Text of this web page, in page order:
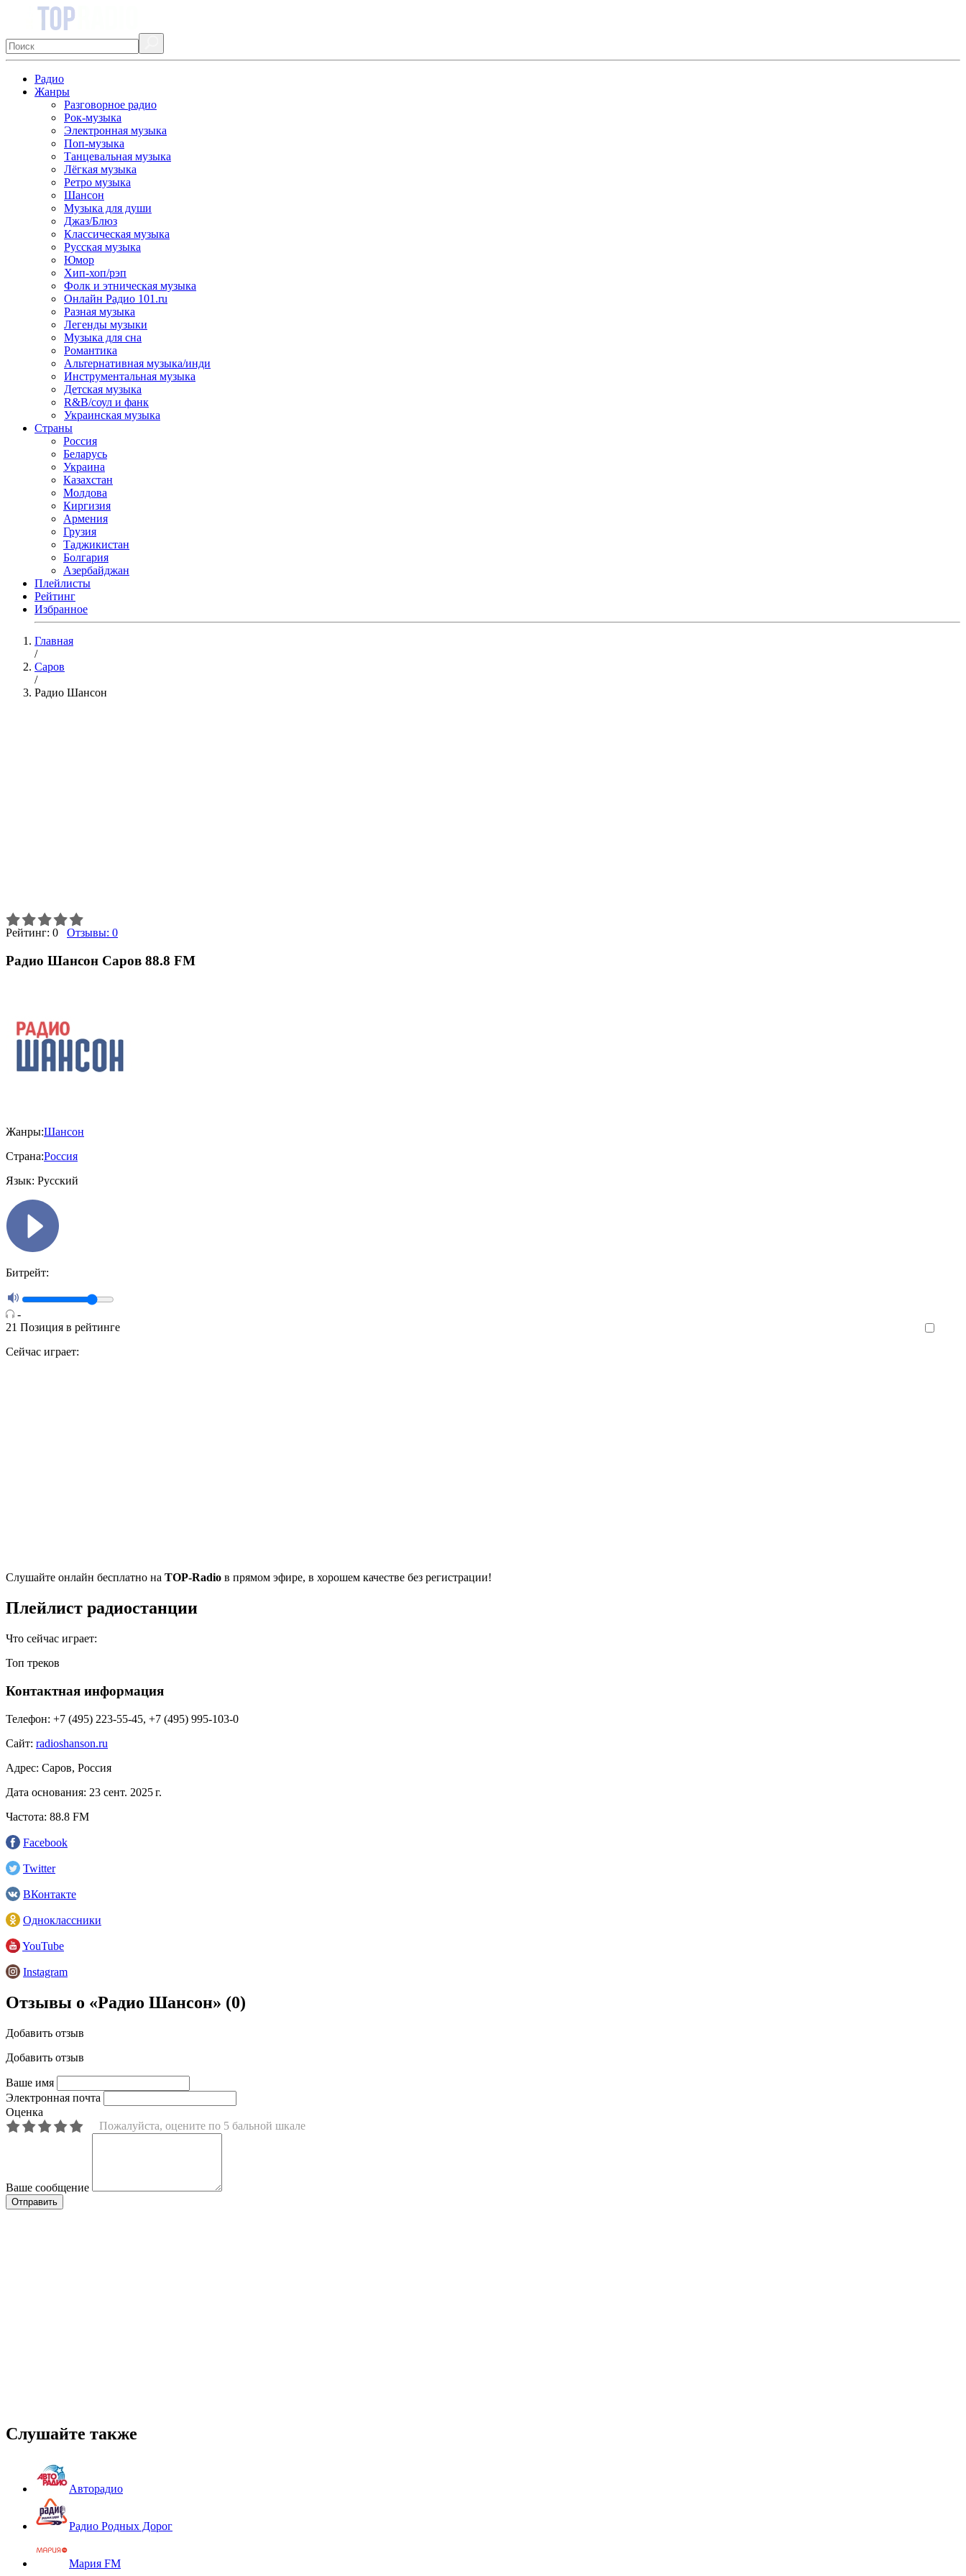
Радио
Жанры
Разговорное радио
Рок-музыка
Электронная музыка
Поп-музыка
Танцевальная музыка
Лёгкая музыка
Ретро музыка
Шансон
Музыка для души
Джаз/Блюз
Классическая музыка
Русская музыка
Юмор
Хип-хоп/рэп
Фолк и этническая музыка
Онлайн Радио 101.ru
Разная музыка
Легенды музыки
Музыка для сна
Романтика
Альтернативная музыка/инди
Инструментальная музыка
Детская музыка
R&B/cоул и фанк
Украинская музыка
Страны
Россия
Беларусь
Украина
Казахстан
Молдова
Киргизия
Армения
Грузия
Таджикистан
Болгария
Азербайджан
Плейлисты
Рейтинг
Избранное
Главная
/
Саров
/
Радио Шансон
Рейтинг: 0 Отзывы: 0
Радио Шансон Саров 88.8 FM
Жанры:Шансон
Страна:Россия
Язык: Русский
Битрейт:
-
21 Позиция в рейтинге
Сейчас играет:
Cлушайте онлайн бесплатно на TOP-Radio в прямом эфире, в хорошем качестве без регистрации!
Плейлист радиостанции
Что сейчас играет:
Топ треков
Контактная информация
Телефон: +7 (495) 223-55-45, +7 (495) 995-103-0
Сайт: radioshanson.ru
Адрес: Саров, Россия
Дата основания: 23 сент. 2025 г.
Частота: 88.8 FM
Facebook
Twitter
ВКонтакте
Одноклассники
YouTube
Instagram
Отзывы о «Радио Шансон» (0)
Добавить отзыв
Добавить отзыв
Ваше имя
Электронная почта
Оценка
Пожалуйста, оцените по 5 бальной шкале
Ваше сообщение
Слушайте также
Авторадио
Радио Родных Дорог
Мария FM